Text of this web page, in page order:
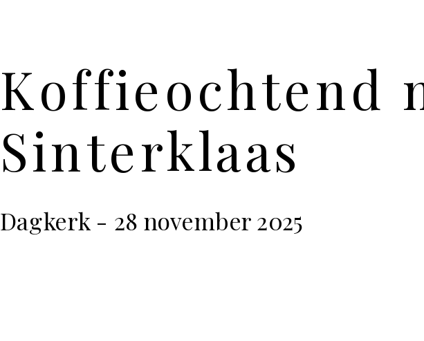
Koffieochtend
Sinterklaas
Dagkerk - 28 november 2025